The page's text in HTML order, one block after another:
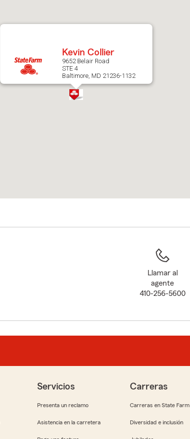
Kevin Collier
9652 Belair Road
STE 4
Baltimore, MD 21236-1132
Llamar al
agente
410-256-5600
Servicios
Presenta un reclamo
Asistencia en la carretera
Carreras
Carreras en State Farm
Diversidad e inclusión